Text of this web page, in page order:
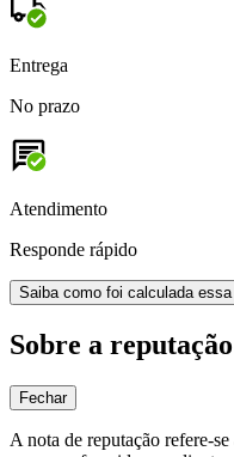
Entrega
No prazo
Atendimento
Responde rápido
Saiba como foi calculada
Sobre a
Fechar
A nota de reputação refere-